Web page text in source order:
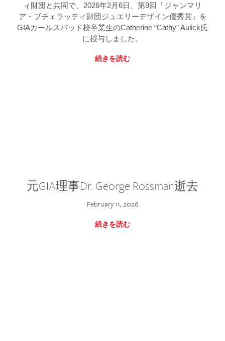
ィ財団と共同で、2026年2月6日、第9回「ジャンマリ
ア・ブチェラッティ財団ジュエリーデザイン優秀賞」を
GIAカールスバッド校卒業生のCatherine “Cathy” Aulick氏
に授与しました。
続きを読む
元GIA理事Dr. George Rossman逝去
February 11, 2026
続きを読む